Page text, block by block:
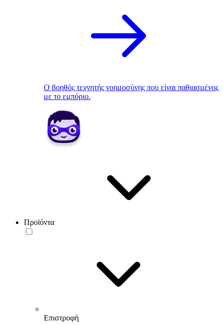
Ο βοηθός τεχνητής νοημοσύνης που είναι παθιασμένος
με το εμπόριο.
Προϊόντα
Επιστροφή